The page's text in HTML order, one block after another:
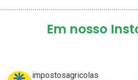
Em nosso
impostosagricolas